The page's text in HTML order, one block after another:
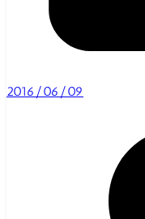
2016/06/09